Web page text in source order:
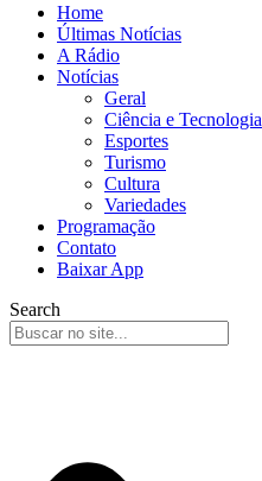
Home
Últimas Notícias
A Rádio
Notícias
Geral
Ciência e Tecnologia
Esportes
Turismo
Cultura
Variedades
Programação
Contato
Baixar App
Search